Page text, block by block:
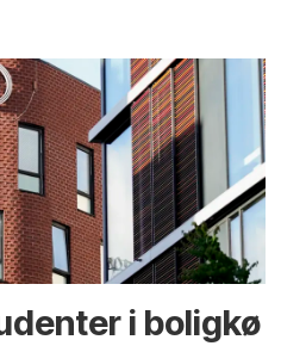
i boligkø